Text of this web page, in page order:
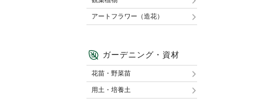
アートフラワー（造花）
ガーデニング・資材
花苗・野菜苗
用土・培養土